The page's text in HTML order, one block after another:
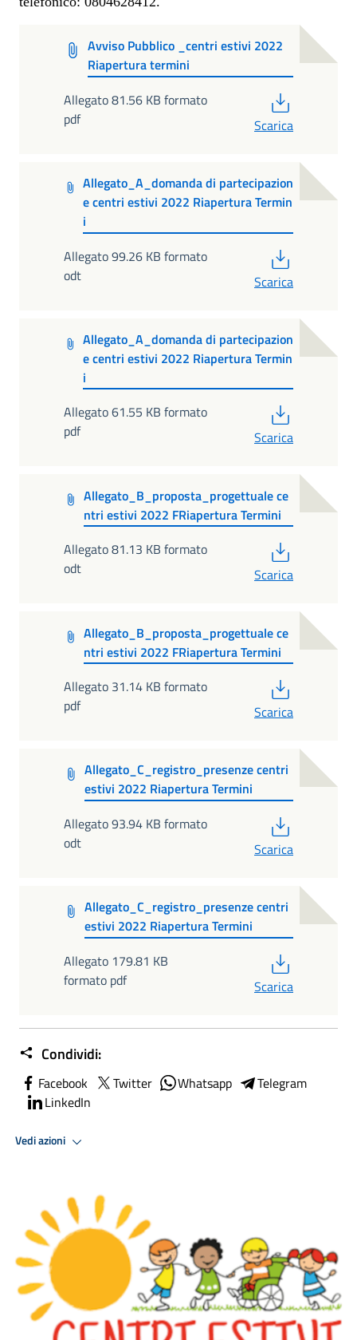
Avviso Pubblico _centri estivi 2022
Riapertura termini
Allegato 81.56 KB formato
pdf
Scarica
Allegato_A_domanda di partecipazion
e centri estivi 2022 Riapertura Termin
i
Allegato 99.26 KB formato
odt
Scarica
Allegato_A_domanda di partecipazion
e centri estivi 2022 Riapertura Termin
i
Allegato 61.55 KB formato
pdf
Scarica
Allegato_B_proposta_progettuale ce
ntri estivi 2022 FRiapertura Termini
Allegato 81.13 KB formato
odt
Scarica
Allegato_B_proposta_progettuale ce
ntri estivi 2022 FRiapertura Termini
Allegato 31.14 KB formato
pdf
Scarica
Allegato_C_registro_presenze centri
estivi 2022 Riapertura Termini
Allegato 93.94 KB formato
odt
Scarica
Allegato_C_registro_presenze centri
estivi 2022 Riapertura Termini
Allegato 179.81 KB
formato pdf
Scarica
Condividi:
Facebook Twitter Whatsapp
Telegram
LinkedIn
Vedi azioni